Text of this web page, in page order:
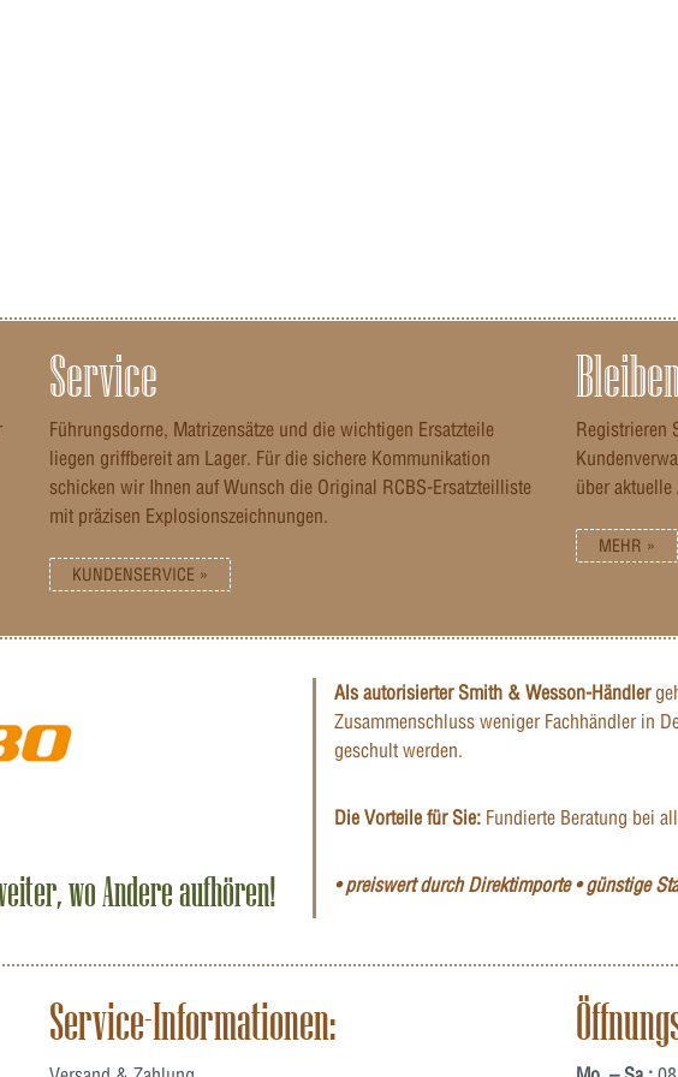
Service
Führungsdorne, Matrizensätze und die wichtigen Ersatzteile
liegen griffbereit am Lager. Für die sichere Kommunikation
schicken wir Ihnen auf Wunsch die Original RCBS-Ersatzteilliste
mit präzisen Explosionszeichnungen.
KUNDENSERVICE »
Registrieren
über
MEHR »
wo Andere aufhören!
Als autorisierter Smith & Wesson-Händler
Zusammenschluss weniger Fachhändler in
geschult werden.
Die Vorteile für Sie: Fundierte Beratung bei
• preiswert durch Direktimporte • günstige
Service-Informationen: